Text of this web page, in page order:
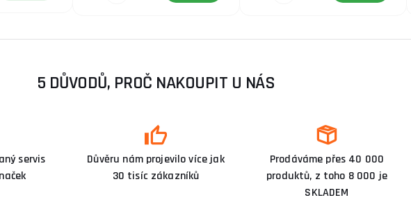
5 DŮVODŮ, PROČ NAKOUPIT U NÁS
servis
Důvěru nám projevilo více jak
30 tisíc zákazníků
Prodáváme přes 40 000
produktů, z toho 8 000 je
SKLADEM